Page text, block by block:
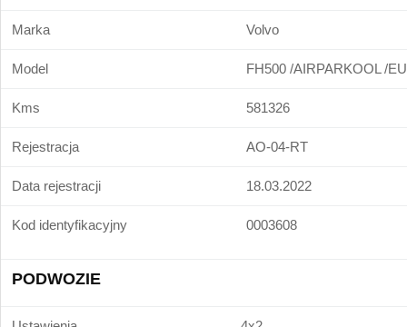
Marka Volvo
Model FH500 /AIRPARKOOL /
Kms 581326
Rejestracja AO-04-RT
Data rejestracji 18.03.2022
Kod identyfikacyjny 0003608
PODWOZIE